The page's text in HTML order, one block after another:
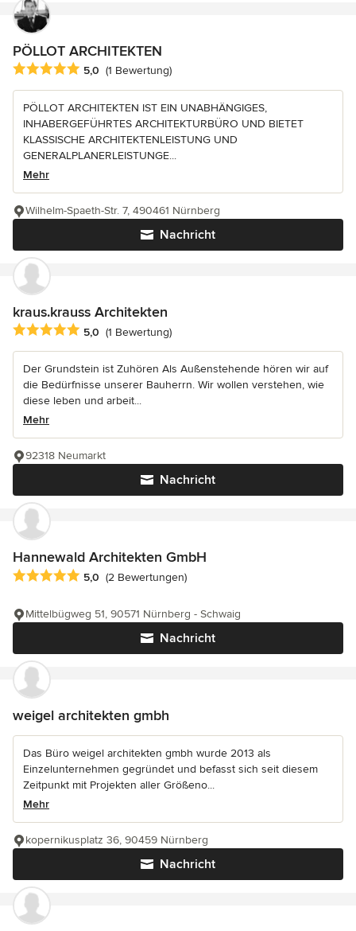
PÖLLOT ARCHITEKTEN
Durchschnittliche Bewertung: 5 von 5 Sternen
5,0 (1 Bewertung)
PÖLLOT ARCHITEKTEN IST EIN UNABHÄNGIGES,
INHABERGEFÜHRTES ARCHITEKTURBÜRO UND BIETET
KLASSISCHE ARCHITEKTENLEISTUNG UND
GENERALPLANERLEISTUNGE...
Mehr
Nachricht
Wilhelm-Spaeth-Str. 7, 490461 Nürnberg
kraus.krauss Architekten
Durchschnittliche Bewertung: 5 von 5 Sternen
5,0 (1 Bewertung)
Der Grundstein ist Zuhören Als Außenstehende hören wir auf
die Bedürfnisse unserer Bauherrn. Wir wollen verstehen, wie
diese leben und arbeit...
Mehr
Nachricht
92318 Neumarkt
Hannewald Architekten GmbH
Durchschnittliche Bewertung: 5 von 5 Sternen
5,0 (2 Bewertungen)
Nachricht
Mittelbügweg 51, 90571 Nürnberg - Schwaig
weigel architekten gmbh
Das Büro weigel architekten gmbh wurde 2013 als
Einzelunternehmen gegründet und befasst sich seit diesem
Zeitpunkt mit Projekten aller Größeno...
Mehr
Nachricht
kopernikusplatz 36, 90459 Nürnberg